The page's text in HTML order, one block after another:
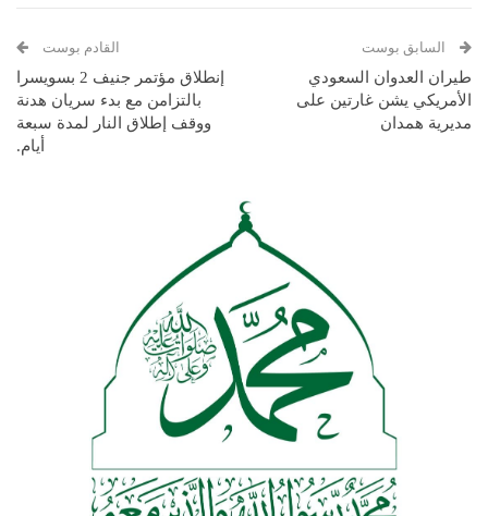
السابق بوست
طيران العدوان السعودي
الأمريكي يشن غارتين على
مديرية همدان
القادم بوست
إنطلاق مؤتمر جنيف 2 بسويسرا
بالتزامن مع بدء سريان هدنة
ووقف إطلاق النار لمدة سبعة
أيام.